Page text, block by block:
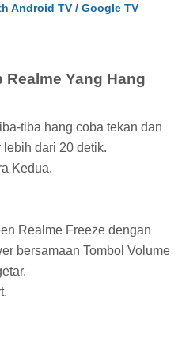
Android TV / Google TV
Realme Yang Hang
tiba hang coba tekan dan
dari 20 detik.
Kedua.
Realme Freeze dengan
bersamaan Tombol Volume